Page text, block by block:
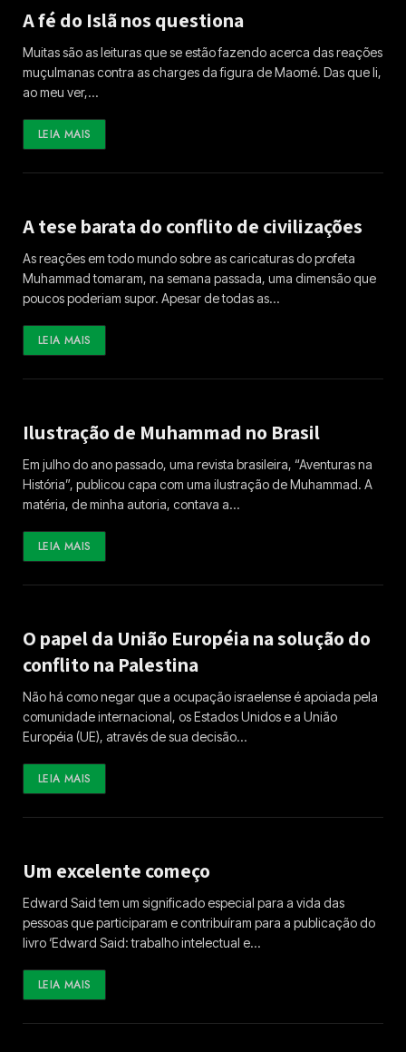
A fé do Islã nos questiona
Muitas são as leituras que se estão fazendo acerca das reações
muçulmanas contra as charges da figura de Maomé. Das que li,
ao meu ver,…
LEIA MAIS
A tese barata do conflito de civilizações
As reações em todo mundo sobre as caricaturas do profeta
Muhammad tomaram, na semana passada, uma dimensão que
poucos poderiam supor. Apesar de todas as…
LEIA MAIS
Ilustração de Muhammad no Brasil
Em julho do ano passado, uma revista brasileira, “Aventuras na
História”, publicou capa com uma ilustração de Muhammad. A
matéria, de minha autoria, contava a…
LEIA MAIS
O papel da União Européia na solução do
conflito na Palestina
Não há como negar que a ocupação israelense é apoiada pela
comunidade internacional, os Estados Unidos e a União
Européia (UE), através de sua decisão…
LEIA MAIS
Um excelente começo
Edward Said tem um significado especial para a vida das
pessoas que participaram e contribuíram para a publicação do
livro ‘Edward Said: trabalho intelectual e…
LEIA MAIS